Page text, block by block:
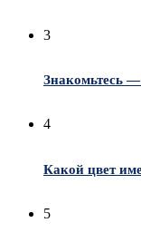
3
Знакомьтесь
4
Какой цвет
5